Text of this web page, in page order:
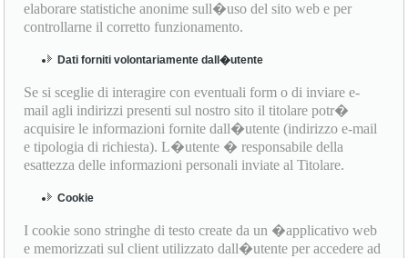
elaborare statistiche anonime sull�uso del sito web e per
controllarne il corretto funzionamento.
Dati forniti volontariamente dall�utente
Se si sceglie di interagire con eventuali form o di inviare e-
mail agli indirizzi presenti sul nostro sito il titolare potr�
acquisire le informazioni fornite dall�utente (indirizzo e-mail
e tipologia di richiesta). L�utente � responsabile della
esattezza delle informazioni personali inviate al Titolare.
Cookie
I cookie sono stringhe di testo create da un �applicativo web
e memorizzati sul client utilizzato dall�utente per accedere ad